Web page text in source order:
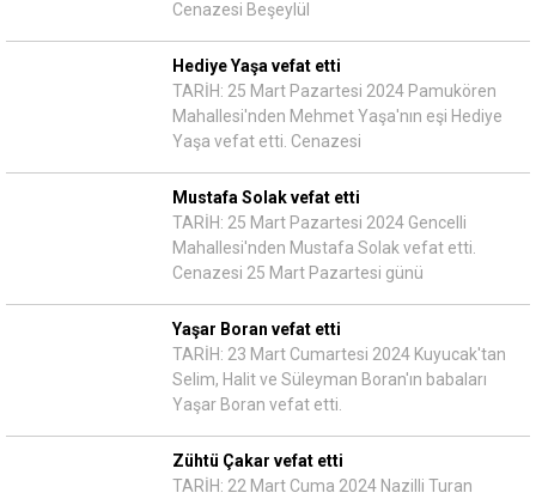
Cenazesi Beşeylül
Hediye Yaşa vefat etti
TARİH: 25 Mart Pazartesi 2024 Pamukören
Mahallesi'nden Mehmet Yaşa'nın eşi Hediye
Yaşa vefat etti. Cenazesi
Mustafa Solak vefat etti
TARİH: 25 Mart Pazartesi 2024 Gencelli
Mahallesi'nden Mustafa Solak vefat etti.
Cenazesi 25 Mart Pazartesi günü
Yaşar Boran vefat etti
TARİH: 23 Mart Cumartesi 2024 Kuyucak'tan
Selim, Halit ve Süleyman Boran'ın babaları
Yaşar Boran vefat etti.
Zühtü Çakar vefat etti
TARİH: 22 Mart Cuma 2024 Nazilli Turan